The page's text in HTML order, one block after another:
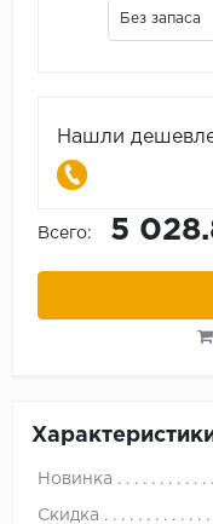
Без запаса
Нашли
Всего: 5
Новинка
Скидка